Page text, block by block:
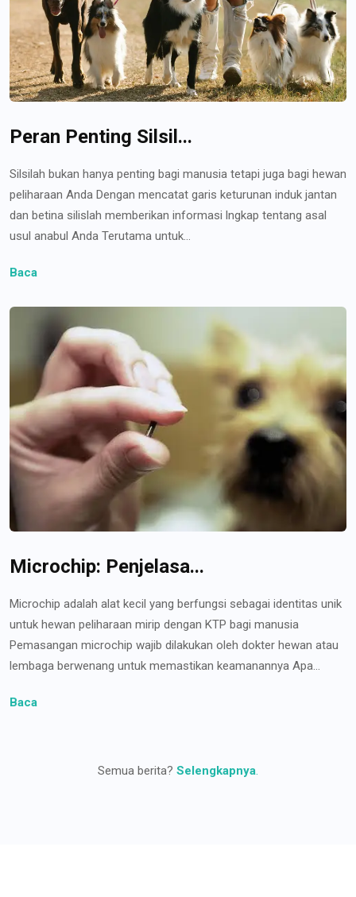
Peran Penting Silsil...
Silsilah bukan hanya penting bagi manusia tetapi juga bagi hewan
peliharaan Anda Dengan mencatat garis keturunan induk jantan
dan betina silislah memberikan informasi lngkap tentang asal
usul anabul Anda Terutama untuk...
Baca
Microchip: Penjelasa...
Microchip adalah alat kecil yang berfungsi sebagai identitas unik
untuk hewan peliharaan mirip dengan KTP bagi manusia
Pemasangan microchip wajib dilakukan oleh dokter hewan atau
lembaga berwenang untuk memastikan keamanannya Apa...
Baca
Semua berita? Selengkapnya.